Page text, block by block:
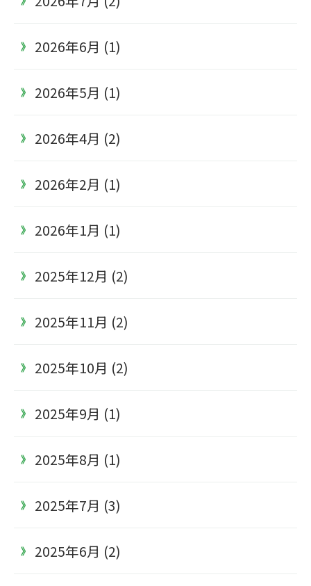
2026年6月 (1)
2026年5月 (1)
2026年4月 (2)
2026年2月 (1)
2026年1月 (1)
2025年12月 (2)
2025年11月 (2)
2025年10月 (2)
2025年9月 (1)
2025年8月 (1)
2025年7月 (3)
2025年6月 (2)